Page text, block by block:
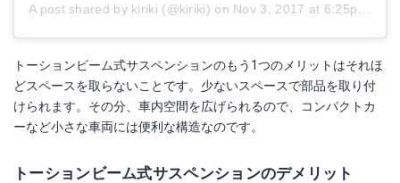
A post shared by kiriki (@kiriki) on Nov 3, 2017 at 6:25pm PDT
トーションビーム式サスペンションのもう1つのメリットはそれほ
どスペースを取らないことです。少ないスペースで部品を取り付
けられます。その分、車内空間を広げられるので、コンパクトカ
ーなど小さな車両には便利な構造なのです。
トーションビーム式サスペンションのデメリット